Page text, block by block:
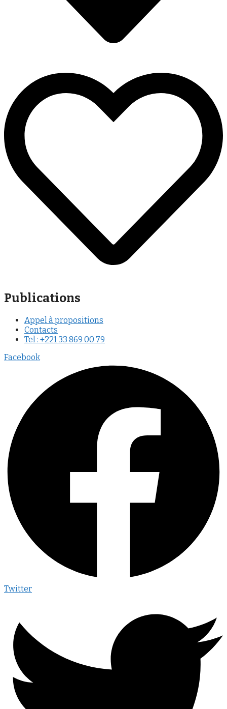
Publications
Appel à propositions
Contacts
Tel : +221 33 869 00 79
Facebook
Twitter